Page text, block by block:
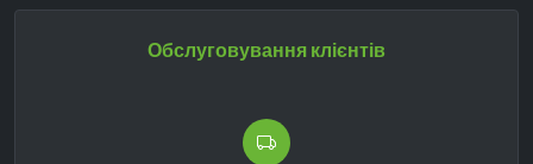
Обслуговування клієнтів